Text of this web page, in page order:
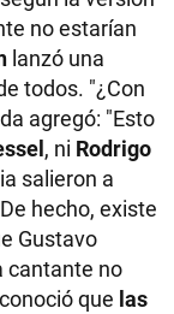
no estarían
lanzó una
todos. "¿Con
agregó: "Esto
, ni Rodrigo
salieron a
hecho, existe
Gustavo
cantante no
que las